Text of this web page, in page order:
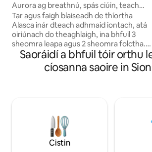
Aurora ag breathnú, spás ciúin, teach
loga iomlán
Tar agus faigh blaiseadh de thíortha
Alasca inár dteach adhmaid iontach, atá
oiriúnach do theaghlaigh, ina bhfuil 3
sheomra leapa agus 2 sheomra folctha.
Táimid achar fada go leor ón gcathair
ionas gur féidir leat taitneamh a bhaint
as an mBóthar Reatha! Tá an teach go
orthu. Is áit é seo chun éalú ó phlód an
tsaoil agus scíth a ligean. Tá an chathair,
ina bhfuil siopadóireacht, bialanna,
siúlóid abhann, músaeim agus
Saoráidí a bhfuil tóir orthu
cíosanna saoire in
Cistin